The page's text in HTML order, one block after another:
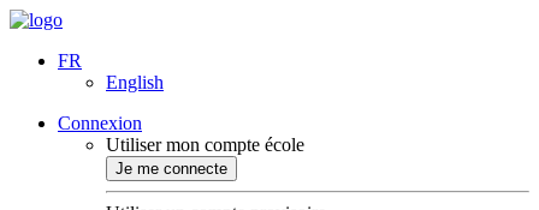
FR
English
Connexion
Utiliser mon compte école
Je me connecte